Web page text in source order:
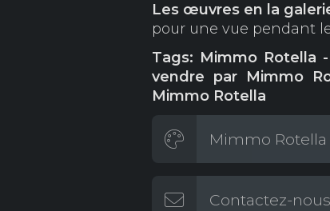
Les œuvres en la
pour une vue pendant
Tags: Mimmo Rotella
vendre par Mimmo
Mimmo Rotella
Mimmo
Contactez-